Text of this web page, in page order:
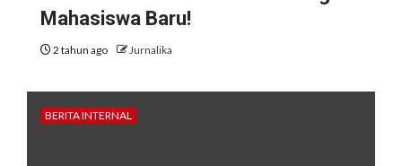
Mahasiswa Baru!
2 tahun ago Jurnalika
BERITA INTERNAL